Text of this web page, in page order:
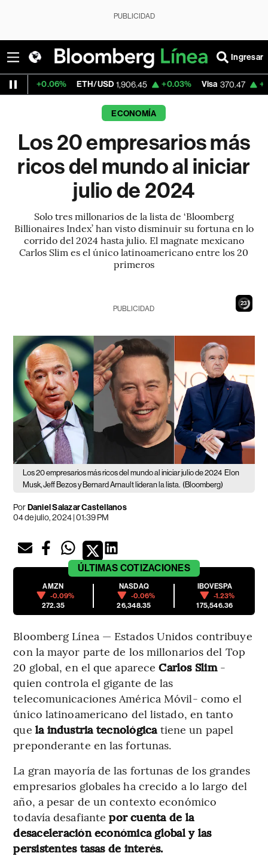
PUBLICIDAD
Ingresar
1,906.45 +0.03% Visa 370.47 +0.52%
ECONOMÍA
Los 20 empresarios más
ricos del mundo al iniciar
julio de 2024
Solo tres millonarios de la lista de ‘Bloomberg
Billionaires Index’ han visto disminuir su fortuna en lo
corrido del 2024 hasta julio. El magnate mexicano
Carlos Slim es el único latinoamericano entre los 20
primeros
21
PUBLICIDAD
Los 20 empresarios más ricos del mundo al iniciar julio de 2024 Elon
Musk, Jeff Bezos y Bernard Arnault lideran la lista. (Bloomberg)
PorDaniel Salazar Castellanos
04 de julio, 2024 | 01:39 PM
ÚLTIMAS COTIZACIONES
AMZN
-0.09%
272.35
NASDAQ
-0.06%
26,348.35
IBOVESPA
-1.23%
175,546.36
Bloomberg Línea — Estados Unidos contribuye
con la mayor parte de los millonarios del Top
20 global, en el que apareceCarlos Slim-
quien controla el gigante de las
telecomunicaciones América Móvil- como el
único latinoamericano del listado, en tanto
que la industria tecnológicatiene un papel
preponderante en las fortunas.
La gran mayoría de las fortunas de los grandes
empresarios globales ha crecido a lo largo del
año, a pesar de un contexto económico
todavía desafiantepor cuenta de la
desaceleración económica global y las
persistentes tasas de interés.